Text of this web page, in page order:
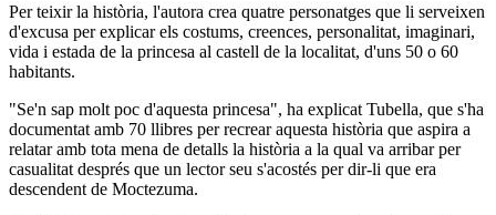
Per teixir la història, l'autora crea quatre personatges que li serveixen
d'excusa per explicar els costums, creences, personalitat, imaginari,
vida i estada de la princesa al castell de la localitat, d'uns 50 o 60
habitants.
"Se'n sap molt poc d'aquesta princesa", ha explicat Tubella, que s'ha
documentat amb 70 llibres per recrear aquesta història que aspira a
relatar amb tota mena de detalls la història a la qual va arribar per
casualitat després que un lector seu s'acostés per dir-li que era
descendent de Moctezuma.